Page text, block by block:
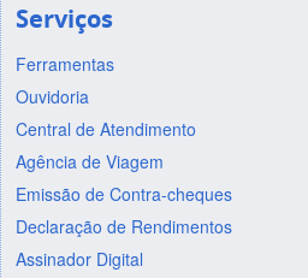
Serviços
Ferramentas
Ouvidoria
Central de Atendimento
Agência de Viagem
Emissão de Contra-cheques
Declaração de Rendimentos
Assinador Digital